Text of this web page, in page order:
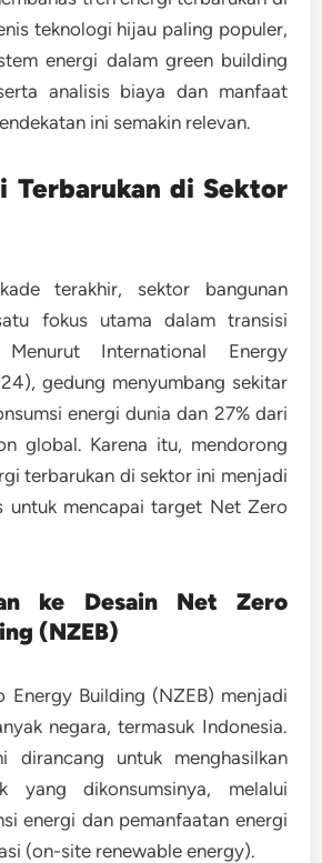
teknologi hijau paling populer,
energi dalam green building
analisis biaya dan manfaat
ini semakin relevan.
Terbarukan di Sektor
terakhir, sektor bangunan
fokus utama dalam transisi
International Energy
, gedung menyumbang sekitar
energi dunia dan 27% dari
global. Karena itu, mendorong
terbarukan di sektor ini menjadi
untuk mencapai target Net Zero
ke Desain Net Zero
(NZEB)
Energy Building (NZEB) menjadi
negara, termasuk Indonesia.
dirancang untuk menghasilkan
yang dikonsumsinya, melalui
energi dan pemanfaatan energi
(on-site renewable energy).